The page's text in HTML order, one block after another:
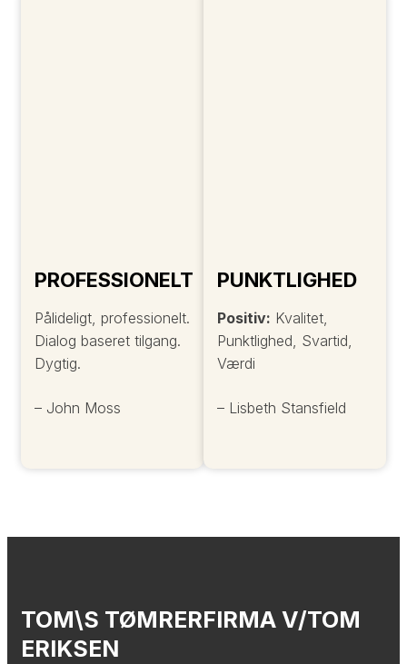
PROFESSIONELT
Pålideligt, professionelt.
Dialog baseret tilgang.
Dygtig.
– John Moss
PUNKTLIGHED
Positiv: Kvalitet,
Punktlighed, Svartid,
Værdi
– Lisbeth Stansfield
TOM\S TØMRERFIRMA V/TOM
ERIKSEN